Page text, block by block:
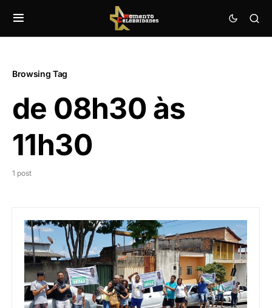
Browsing Tag
de 08h30 às
11h30
1 post